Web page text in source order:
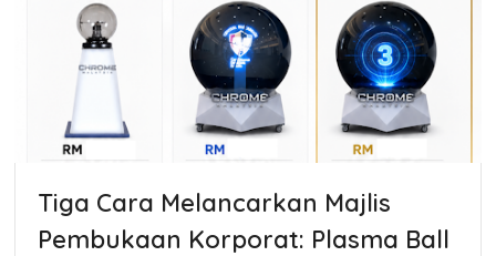
Tiga Cara Melancarkan Majlis
Pembukaan Korporat: Plasma Ball